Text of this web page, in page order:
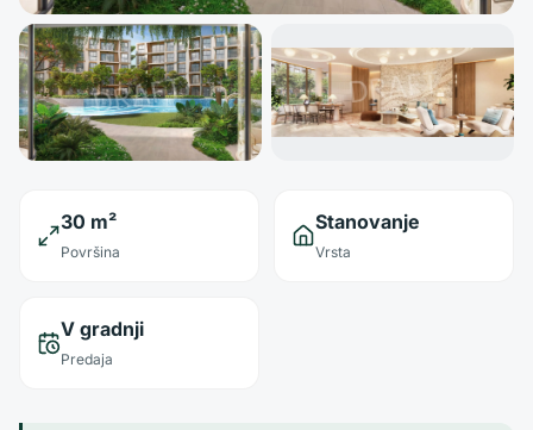
30 m²
Površina
Stanovanje
Vrsta
V gradnji
Predaja